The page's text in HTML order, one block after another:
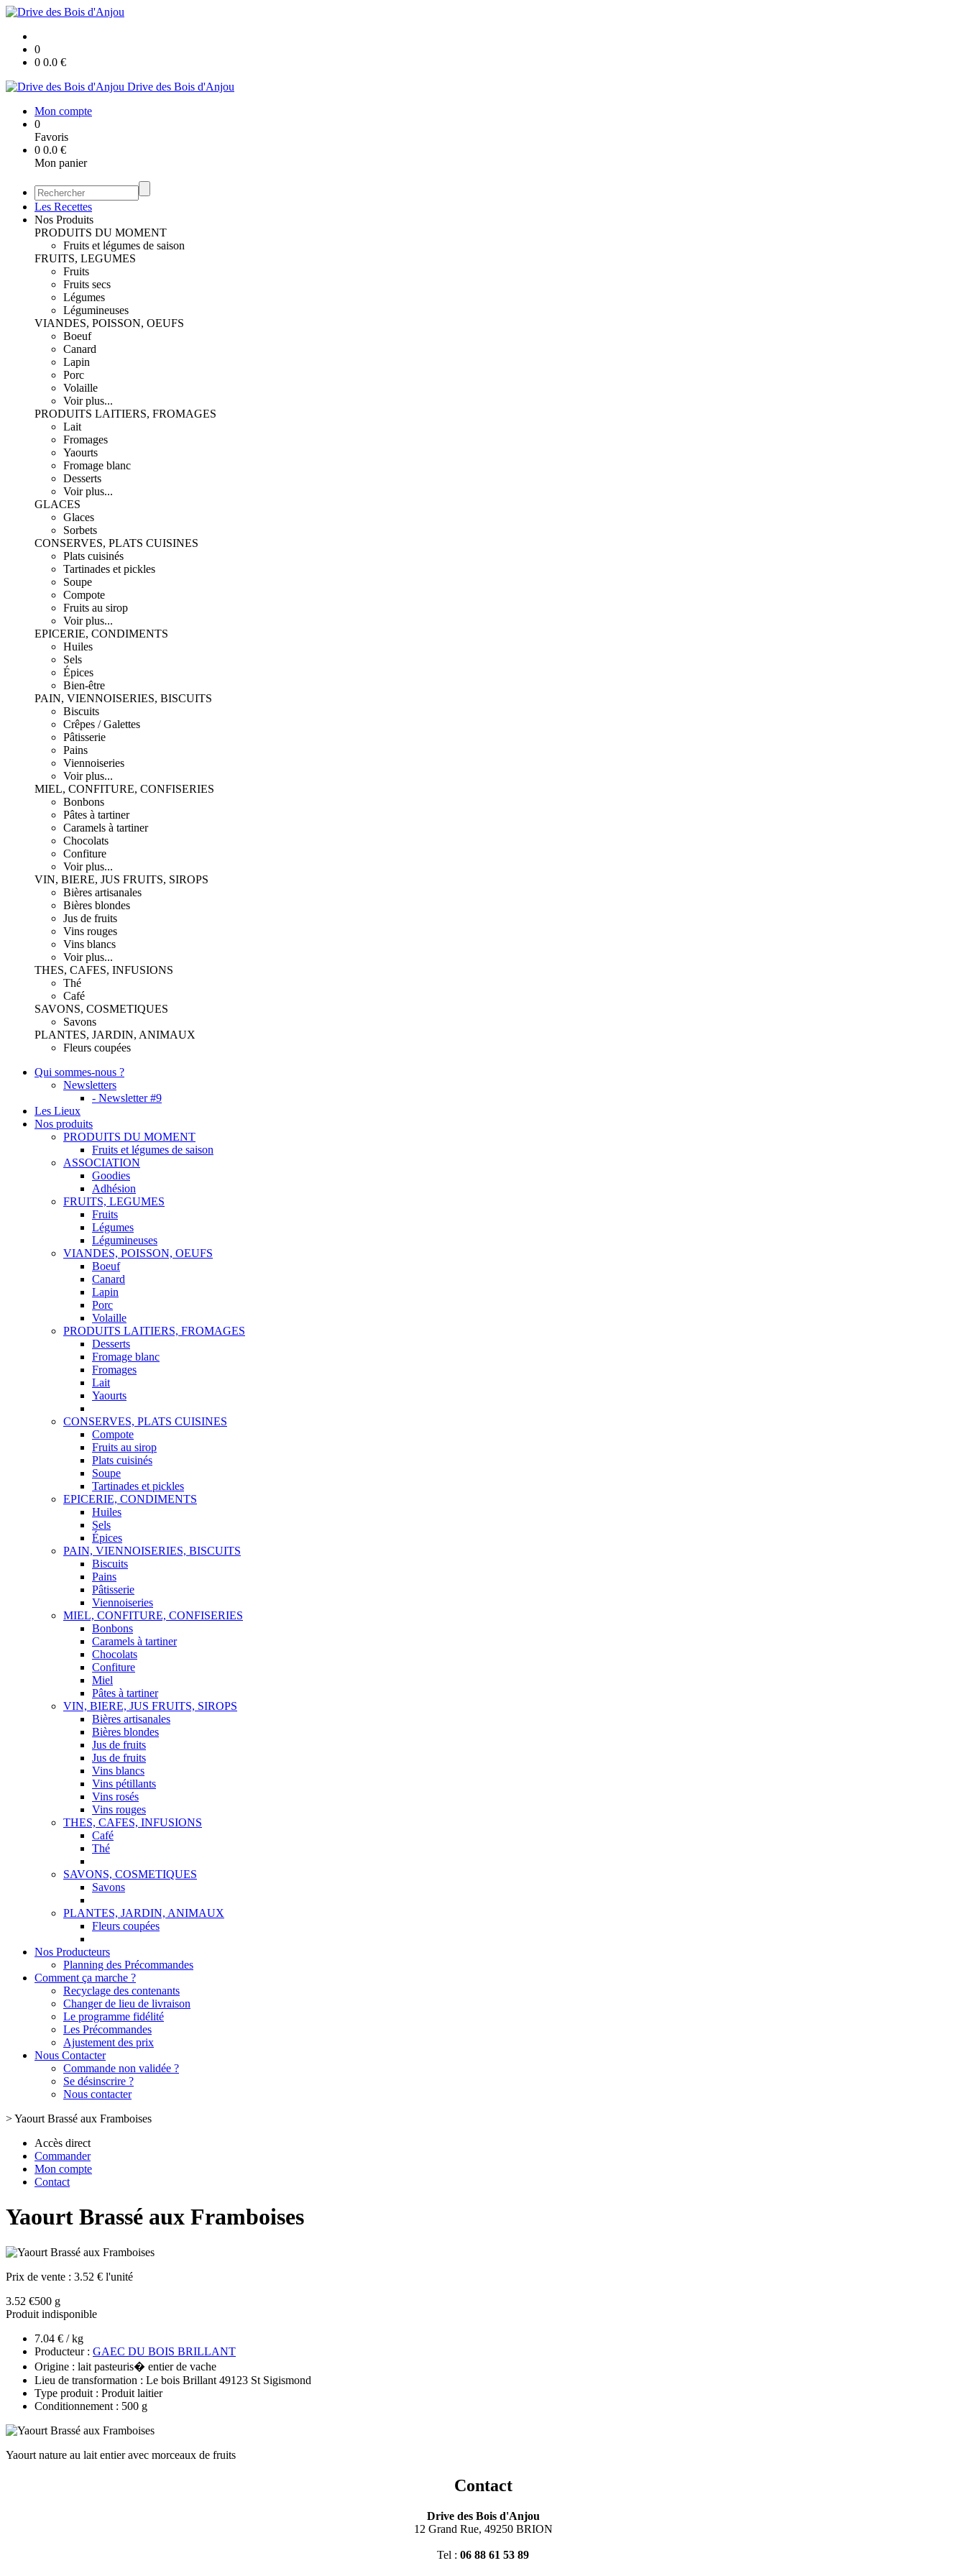
0
0 0.0 €
Drive des Bois d'Anjou
Mon compte
0
Favoris
0 0.0 €
Mon panier
Les Recettes
Nos Produits
PRODUITS DU MOMENT
Fruits et légumes de saison
FRUITS, LEGUMES
Fruits
Fruits secs
Légumes
Légumineuses
VIANDES, POISSON, OEUFS
Boeuf
Canard
Lapin
Porc
Volaille
Voir plus...
PRODUITS LAITIERS, FROMAGES
Lait
Fromages
Yaourts
Fromage blanc
Desserts
Voir plus...
GLACES
Glaces
Sorbets
CONSERVES, PLATS CUISINES
Plats cuisinés
Tartinades et pickles
Soupe
Compote
Fruits au sirop
Voir plus...
EPICERIE, CONDIMENTS
Huiles
Sels
Épices
Bien-être
PAIN, VIENNOISERIES, BISCUITS
Biscuits
Crêpes / Galettes
Pâtisserie
Pains
Viennoiseries
Voir plus...
MIEL, CONFITURE, CONFISERIES
Bonbons
Pâtes à tartiner
Caramels à tartiner
Chocolats
Confiture
Voir plus...
VIN, BIERE, JUS FRUITS, SIROPS
Bières artisanales
Bières blondes
Jus de fruits
Vins rouges
Vins blancs
Voir plus...
THES, CAFES, INFUSIONS
Thé
Café
SAVONS, COSMETIQUES
Savons
PLANTES, JARDIN, ANIMAUX
Fleurs coupées
Qui sommes-nous ?
Newsletters
- Newsletter #9
Les Lieux
Nos produits
PRODUITS DU MOMENT
Fruits et légumes de saison
ASSOCIATION
Goodies
Adhésion
FRUITS, LEGUMES
Fruits
Légumes
Légumineuses
VIANDES, POISSON, OEUFS
Boeuf
Canard
Lapin
Porc
Volaille
PRODUITS LAITIERS, FROMAGES
Desserts
Fromage blanc
Fromages
Lait
Yaourts
CONSERVES, PLATS CUISINES
Compote
Fruits au sirop
Plats cuisinés
Soupe
Tartinades et pickles
EPICERIE, CONDIMENTS
Huiles
Sels
Épices
PAIN, VIENNOISERIES, BISCUITS
Biscuits
Pains
Pâtisserie
Viennoiseries
MIEL, CONFITURE, CONFISERIES
Bonbons
Caramels à tartiner
Chocolats
Confiture
Miel
Pâtes à tartiner
VIN, BIERE, JUS FRUITS, SIROPS
Bières artisanales
Bières blondes
Jus de fruits
Jus de fruits
Vins blancs
Vins pétillants
Vins rosés
Vins rouges
THES, CAFES, INFUSIONS
Café
Thé
SAVONS, COSMETIQUES
Savons
PLANTES, JARDIN, ANIMAUX
Fleurs coupées
Nos Producteurs
Planning des Précommandes
Comment ça marche ?
Recyclage des contenants
Changer de lieu de livraison
Le programme fidélité
Les Précommandes
Ajustement des prix
Nous Contacter
Commande non validée ?
Se désinscrire ?
Nous contacter
>Yaourt Brassé aux Framboises
Accès direct
Commander
Mon compte
Contact
Yaourt Brassé aux Framboises
Prix de vente : 3.52 € l'unité
3.52 €500 g
Produit indisponible
7.04 € / kg
Producteur : GAEC DU BOIS BRILLANT
Origine : lait pasteuris� entier de vache
Lieu de transformation : Le bois Brillant 49123 St Sigismond
Type produit : Produit laitier
Conditionnement : 500 g
Yaourt nature au lait entier avec morceaux de fruits
Contact
Drive des Bois d'Anjou
12 Grand Rue, 49250 BRION
Tel : 06 88 61 53 89